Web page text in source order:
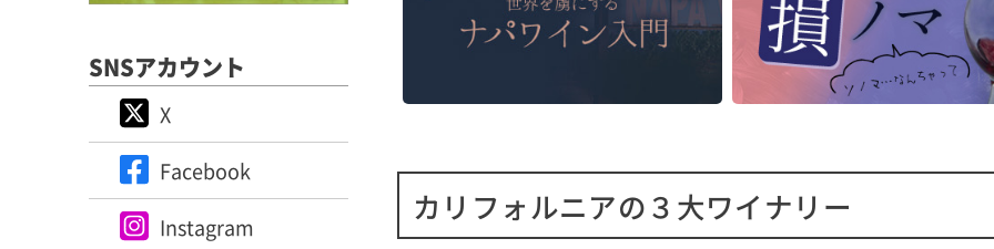
SNSアカウント
X
Facebook
Instagram
郡(20％)、ナパ郡(5％)という、4つの
主要産地にある厳選された畑のブド
生育期間を通して、NDVI(正規化差分
レガントで余韻が長く、美し
していくポテンシャルを備え
ンです。
■栽培について
れた厳選ブドウが使用されて
す。
カリフォルニアの３大ワイナリー